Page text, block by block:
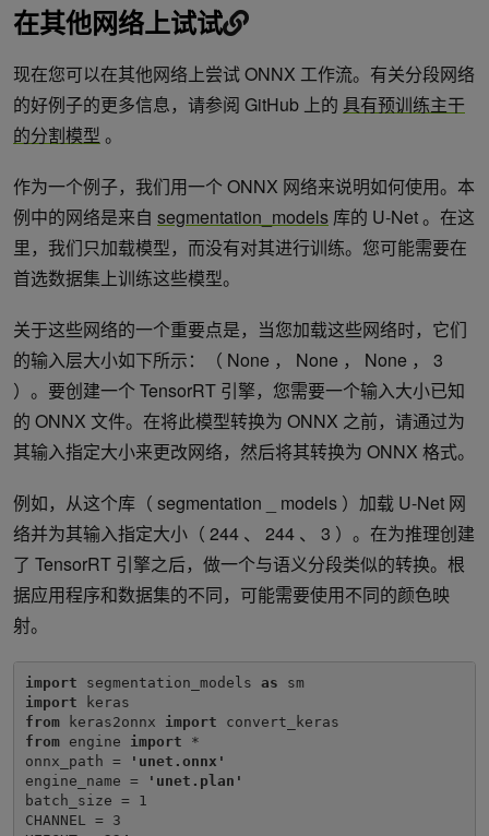
在其他网络上试试
现在您可以在其他网络上尝试 ONNX 工作流。有关分段网络
的好例子的更多信息，请参阅 GitHub 上的 具有预训练主干
的分割模型 。
作为一个例子，我们用一个 ONNX 网络来说明如何使用。本
例中的网络是来自 segmentation_models 库的 U-Net 。在这
里，我们只加载模型，而没有对其进行训练。您可能需要在
首选数据集上训练这些模型。
关于这些网络的一个重要点是，当您加载这些网络时，它们
的输入层大小如下所示：（ None ， None ， None ， 3
）。要创建一个 TensorRT 引擎，您需要一个输入大小已知
的 ONNX 文件。在将此模型转换为 ONNX 之前，请通过为
其输入指定大小来更改网络，然后将其转换为 ONNX 格式。
例如，从这个库（ segmentation _ models ）加载 U-Net 网
络并为其输入指定大小（ 244 、 244 、 3 ）。在为推理创建
了 TensorRT 引擎之后，做一个与语义分段类似的转换。根
据应用程序和数据集的不同，可能需要使用不同的颜色映
射。
import segmentation_models as
import
from
keras2onnx import
from engine import *
onnx_path =
'unet.onnx'
engine_name =
'unet.plan'
batch_size = 1
CHANNEL = 3